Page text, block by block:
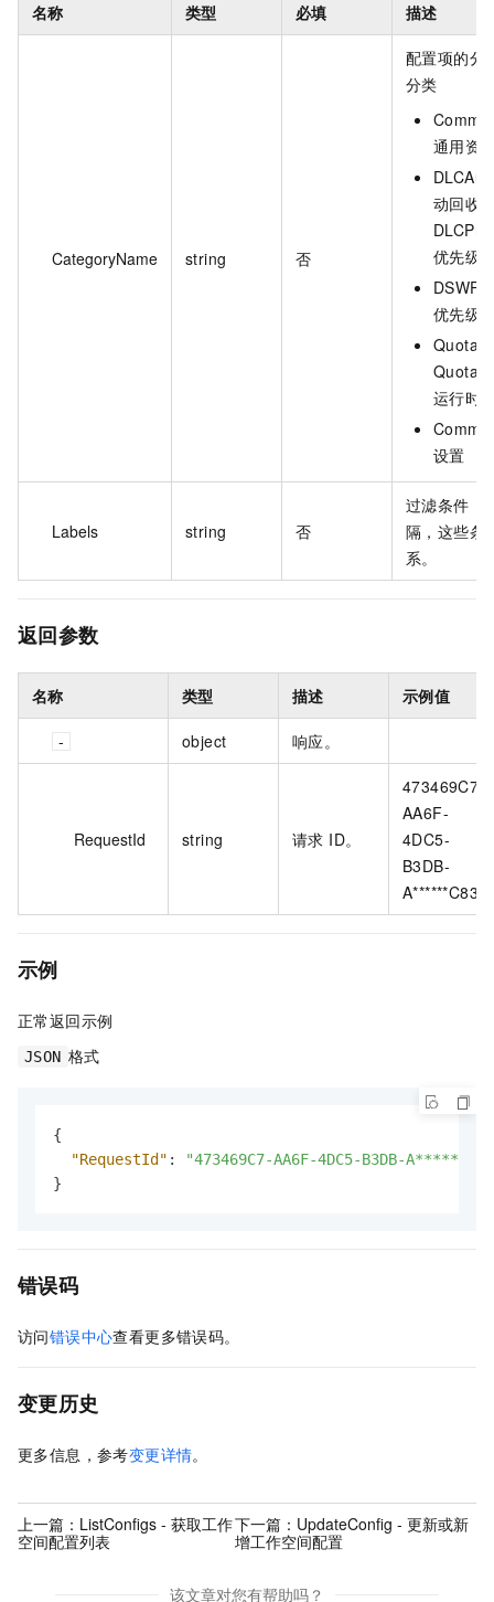
名称 类型 必填 描述
CategoryName string 否
配置项的分
分类
通用资
动回收-
优先级
优先级
Quota
运行时
设置
Labels string 否
过滤条件，
隔，这些条
系。
返回参数
名称 类型 描述 示例值
object 响应。
RequestId string 请求 ID。
473469C7-
AA6F-
4DC5-
B3DB-
A******C83E
示例
正常返回示例
JSON 格式
{
"RequestId" :
"473469C7-AA6F-4DC5-B3DB-
}
错误码
访问错误中心查看更多错误码。
变更历史
更多信息，参考变更详情。
上一篇： ListConfigs - 获取工作
空间配置列表
下一篇： UpdateConfig - 更新或新
增工作空间配置
该文章对您有帮助吗？